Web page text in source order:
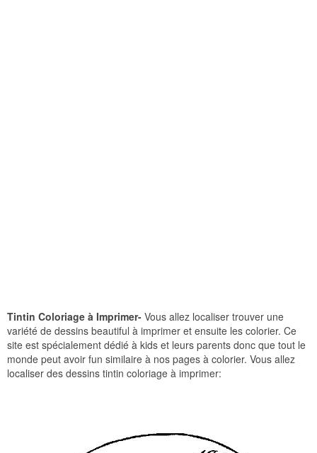
Tintin Coloriage à Imprimer- Vous allez localiser trouver une
variété de dessins beautiful à imprimer et ensuite les colorier. Ce
site est spécialement dédié à kids et leurs parents donc que tout le
monde peut avoir fun similaire à nos pages à colorier. Vous allez
localiser des dessins tintin coloriage à imprimer: